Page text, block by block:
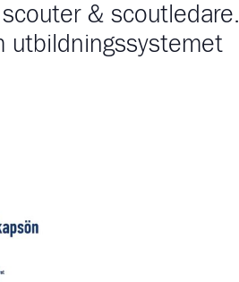
& scoutledare.
utbildningssystemet